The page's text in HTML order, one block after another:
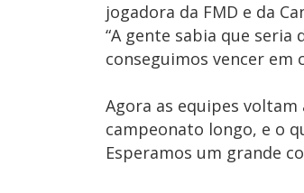
jogadora da FMD e da
“A gente sabia que
conseguimos vencer em
Agora as equipes voltam
campeonato longo, e o
Esperamos um grande